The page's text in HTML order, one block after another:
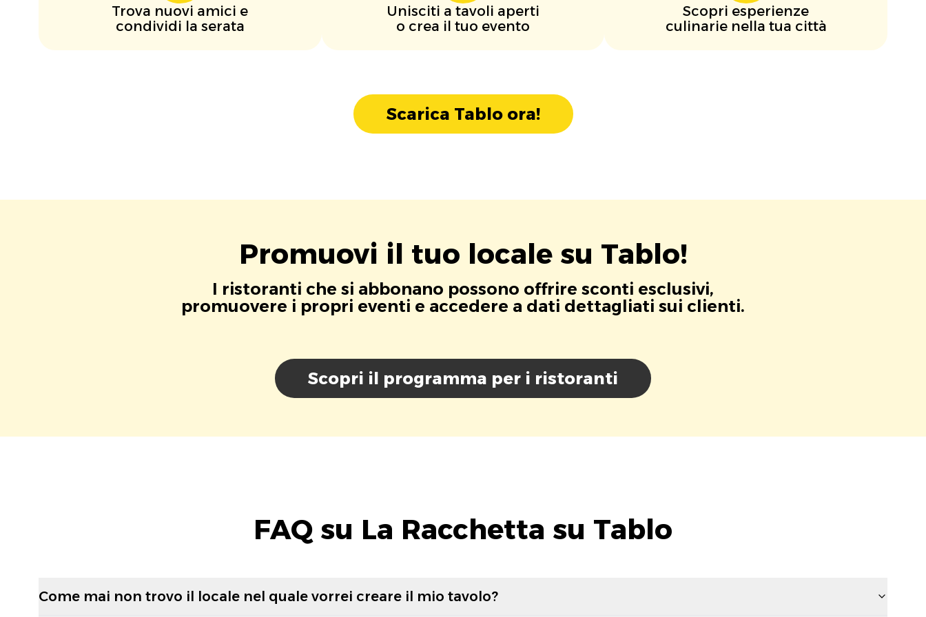
Trova nuovi amici e
condividi la serata
Unisciti a tavoli aperti
o crea il tuo evento
Scopri esperienze
culinarie nella tua città
Scarica Tablo ora!
Promuovi il tuo locale su Tablo!
I ristoranti che si abbonano possono offrire sconti esclusivi,
promuovere i propri eventi e accedere a dati dettagliati sui clienti.
Scopri il programma per i ristoranti
FAQ su La Racchetta su Tablo
Come mai non trovo il locale nel quale vorrei creare il mio tavolo?